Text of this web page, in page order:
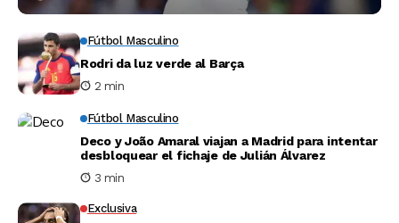
Fútbol Masculino
Rodri da luz verde al Barça
2 min
Fútbol Masculino
Deco y João Amaral viajan a Madrid para intentar
desbloquear el fichaje de Julián Álvarez
3 min
Exclusiva